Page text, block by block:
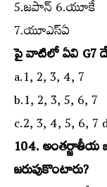
5.జపాన్‌ 6.యూకే
7.యూఎస్‌ఏ
పై వాటిలో ఏవి G7
a.1, 2, 3, 4, 7
b.1, 2, 3, 5, 6, 7
c.2, 3, 4, 5, 6, 7
104. అంతర్జాతీయ
జరుపుకొంటారు?